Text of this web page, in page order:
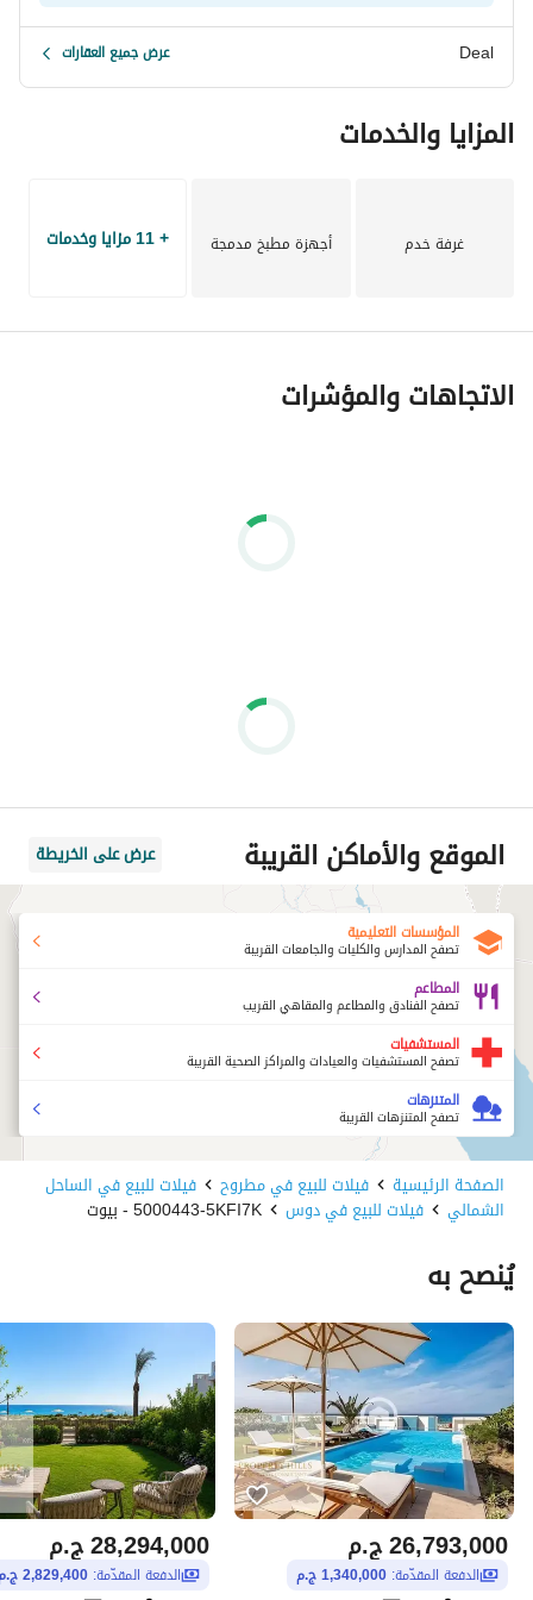
تعاقد نهائي مع فندق عالمي 5 نجوم
VOCO Hotel by IHG
لتقديم أعلى مستويات الضيافة والخدمات الفندقية داخل المشروع.
مشروع من تطوير
Deal عرض جميع العقارات
المزايا والخدمات
غرفة خدم أجهزة مطبخ مدمجة + 11 مزايا وخدمات
الاتجاهات والمؤشرات
الموقع والأماكن القريبة عرض على الخريطة
المؤسسات التعليمية
تصفح المدارس والكليات والجامعات القريبة
المطاعم
تصفح الفنادق والمطاعم والمقاهي القريب
المستشفيات
تصفح المستشفيات والعيادات والمراكز الصحية القريبة
المتنزهات
تصفح المتنزهات القريبة
الصفحة الرئيسية فيلات للبيع في مطروح فيلات للبيع في الساحل
الشمالي فيلات للبيع في دوس 5000443-5KFI7K - بيوت
يُنصح به
ج.م26,793,000
الدفعة المقدّمة: 1,340,000 ج.م
ج.م28,294,000
الدفعة المقدّمة: 2,829,400 ج.م